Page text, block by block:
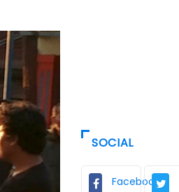
SOCIAL
Facebook